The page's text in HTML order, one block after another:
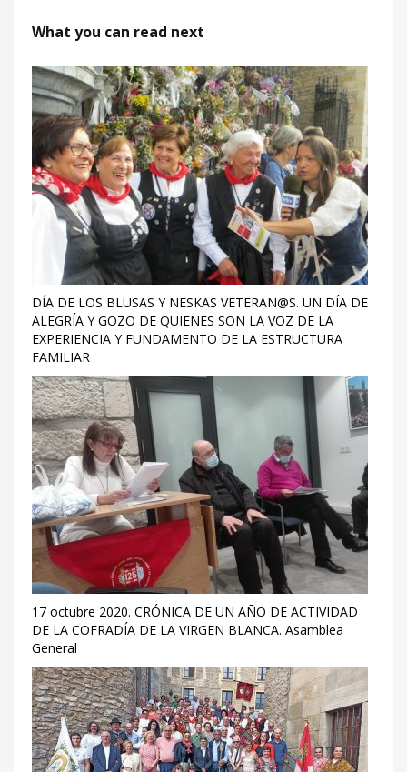
What you can read next
DÍA DE LOS BLUSAS Y NESKAS VETERAN@S. UN DÍA DE
ALEGRÍA Y GOZO DE QUIENES SON LA VOZ DE LA
EXPERIENCIA Y FUNDAMENTO DE LA ESTRUCTURA
FAMILIAR
17 octubre 2020. CRÓNICA DE UN AÑO DE ACTIVIDAD
DE LA COFRADÍA DE LA VIRGEN BLANCA. Asamblea
General